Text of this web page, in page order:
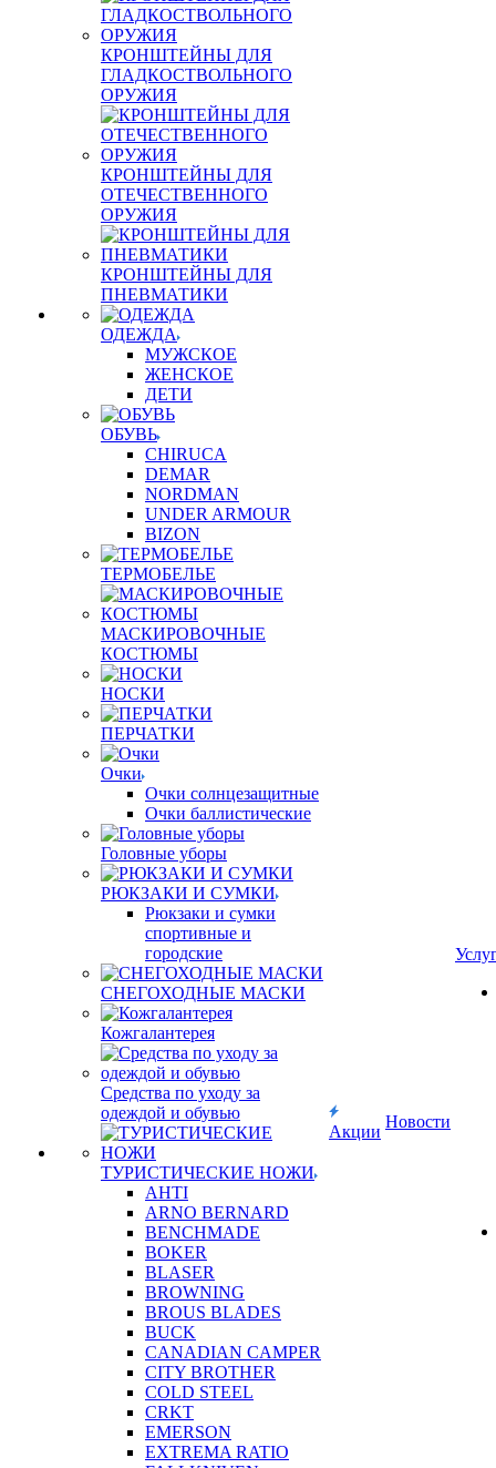
КРОНШТЕЙНЫ ДЛЯ
ГЛАДКОСТВОЛЬНОГО
ОРУЖИЯ
КРОНШТЕЙНЫ ДЛЯ
ОТЕЧЕСТВЕННОГО
ОРУЖИЯ
КРОНШТЕЙНЫ ДЛЯ
ПНЕВМАТИКИ
ОДЕЖДА
МУЖСКОЕ
ЖЕНСКОЕ
ДЕТИ
ОБУВЬ
CHIRUCA
DEMAR
NORDMAN
UNDER ARMOUR
BIZON
ТЕРМОБЕЛЬЕ
МАСКИРОВОЧНЫЕ
КОСТЮМЫ
НОСКИ
ПЕРЧАТКИ
Очки
Очки солнцезащитные
Очки баллистические
Головные уборы
РЮКЗАКИ И СУМКИ
Рюкзаки и сумки
спортивные и
городские
СНЕГОХОДНЫЕ МАСКИ
Кожгалантерея
Средства по уходу за
одеждой и обувью
ТУРИСТИЧЕСКИЕ НОЖИ
AHTI
ARNO BERNARD
BENCHMADE
BOKER
BLASER
BROWNING
BROUS BLADES
BUCK
CANADIAN CAMPER
CITY BROTHER
COLD STEEL
CRKT
EMERSON
EXTREMA RATIO
Акции
Новости